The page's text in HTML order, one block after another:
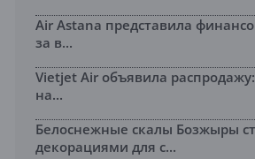
Air Astana представила
за в...
Vietjet Air объявила
на...
Белоснежные скалы Бозжыры
декорациями для с...